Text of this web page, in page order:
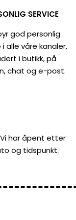
SERVICE
god personlig
i alle våre kanaler,
i butikk, på
chat og e-post.
har åpent etter
og tidspunkt.